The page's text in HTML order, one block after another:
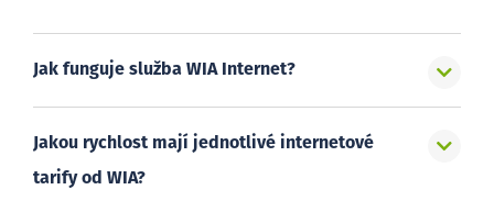
Jak funguje služba WIA Internet?
Jakou rychlost mají jednotlivé internetové
tarify od WIA?